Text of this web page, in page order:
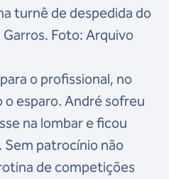
turnê de despedida do
Foto: Arquivo
o profissional, no
esparo. André sofreu
na lombar e ficou
Sem patrocínio não
de competições